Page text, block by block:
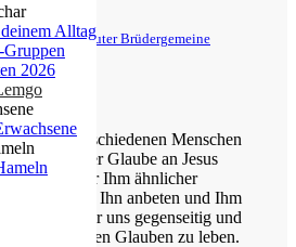
Alltag
2026
Unität – Herrnhuter Brüdergemeine
Sie hier
aus verschiedenen Menschen
verbindet: der Glaube an Jesus
möchten wir Ihm ähnlicher
lernen, Ihn anbeten und Ihm
wir uns gegenseitig und
Alltag diesen Glauben zu leben.